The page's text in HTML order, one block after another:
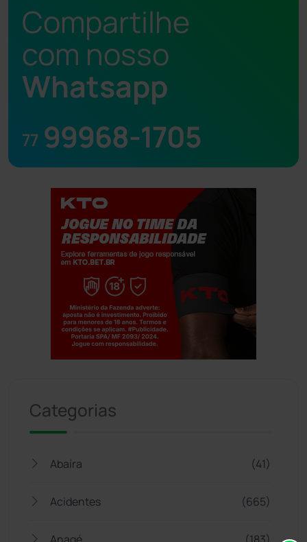
Compartilhe
com nosso
Whatsapp
77 99968-1705
Categorias
Abaíra (41)
Acidentes (665)